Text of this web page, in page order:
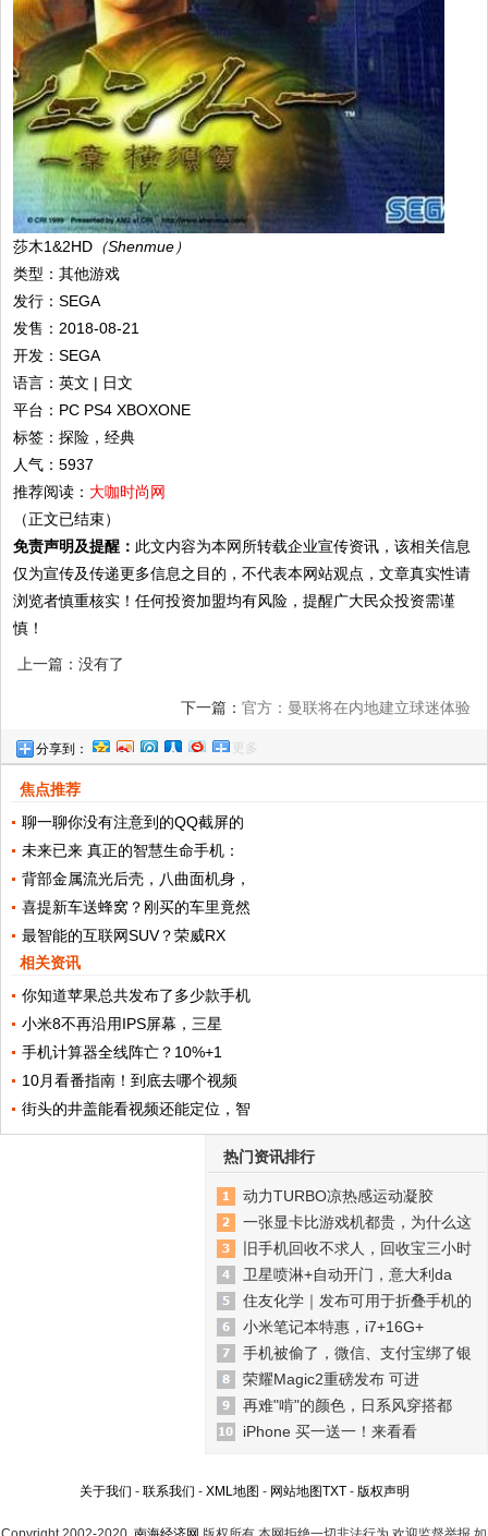
莎木1&2HD （Shenmue）
类型：其他游戏
发行：SEGA
发售：2018-08-21
开发：SEGA
语言：英文 | 日文
平台：PC PS4 XBOXONE
标签：探险，经典
人气：5937
推荐阅读： 大咖时尚网
（正文已结束）
免责声明及提醒： 此文内容为本网所转载企业宣传资讯，该相关信息
仅为宣传及传递更多信息之目的，不代表本网站观点，文章真实性请
浏览者慎重核实！任何投资加盟均有风险，提醒广大民众投资需谨
慎！
上一篇：没有了
下一篇： 官方：曼联将在内地建立球迷体验
分享到： 更多
焦点推荐
聊一聊你没有注意到的QQ截屏的
未来已来 真正的智慧生命手机：
背部金属流光后壳，八曲面机身，
喜提新车送蜂窝？刚买的车里竟然
最智能的互联网SUV？荣威RX
相关资讯
你知道苹果总共发布了多少款手机
小米8不再沿用IPS屏幕，三星
手机计算器全线阵亡？10%+1
10月看番指南！到底去哪个视频
街头的井盖能看视频还能定位，智
热门资讯排行
动力TURBO凉热感运动凝胶
一张显卡比游戏机都贵，为什么这
旧手机回收不求人，回收宝三小时
卫星喷淋+自动开门，意大利da
住友化学｜发布可用于折叠手机的
小米笔记本特惠，i7+16G+
手机被偷了，微信、支付宝绑了银
荣耀Magic2重磅发布 可进
再难"啃"的颜色，日系风穿搭都
iPhone 买一送一！来看看
关于我们 - 联系我们 - XML地图 - 网站地图TXT- 版权声明